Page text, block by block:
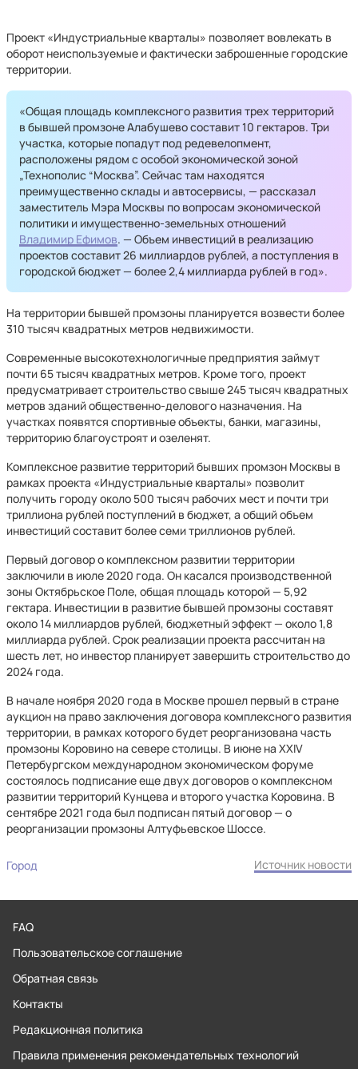
Проект «Индустриальные кварталы» позволяет вовлекать в
оборот неиспользуемые и фактически заброшенные городские
территории.
«Общая площадь комплексного развития трех территорий
в бывшей промзоне Алабушево составит 10 гектаров. Три
участка, которые попадут под редевелопмент,
расположены рядом с особой экономической зоной
„Технополис “Москва”. Сейчас там находятся
преимущественно склады и автосервисы, — рассказал
заместитель Мэра Москвы по вопросам экономической
политики и имущественно-земельных отношений
Владимир Ефимов. — Объем инвестиций в реализацию
проектов составит 26 миллиардов рублей, а поступления в
городской бюджет — более 2,4 миллиарда рублей в год».
На территории бывшей промзоны планируется возвести более
310 тысяч квадратных метров недвижимости.
Современные высокотехнологичные предприятия займут
почти 65 тысяч квадратных метров. Кроме того, проект
предусматривает строительство свыше 245 тысяч квадратных
метров зданий общественно-делового назначения. На
участках появятся спортивные объекты, банки, магазины,
территорию благоустроят и озеленят.
Комплексное развитие территорий бывших промзон Москвы в
рамках проекта «Индустриальные кварталы» позволит
получить городу около 500 тысяч рабочих мест и почти три
триллиона рублей поступлений в бюджет, а общий объем
инвестиций составит более семи триллионов рублей.
Первый договор о комплексном развитии территории
заключили в июле 2020 года. Он касался производственной
зоны Октябрьское Поле, общая площадь которой — 5,92
гектара. Инвестиции в развитие бывшей промзоны составят
около 14 миллиардов рублей, бюджетный эффект — около 1,8
миллиарда рублей. Срок реализации проекта рассчитан на
шесть лет, но инвестор планирует завершить строительство до
2024 года.
В начале ноября 2020 года в Москве прошел первый в стране
аукцион на право заключения договора комплексного развития
территории, в рамках которого будет реорганизована часть
промзоны Коровино на севере столицы. В июне на XXIV
Петербургском международном экономическом форуме
состоялось подписание еще двух договоров о комплексном
развитии территорий Кунцева и второго участка Коровина. В
сентябре 2021 года был подписан пятый договор — о
реорганизации промзоны Алтуфьевское Шоссе.
Город Источник новости
FAQ
Пользовательское соглашение
Обратная связь
Контакты
Редакционная политика
Правила применения рекомендательных технологий